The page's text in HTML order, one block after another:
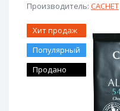
Производитель: CACHET
Хит продаж
Популярный
Продано